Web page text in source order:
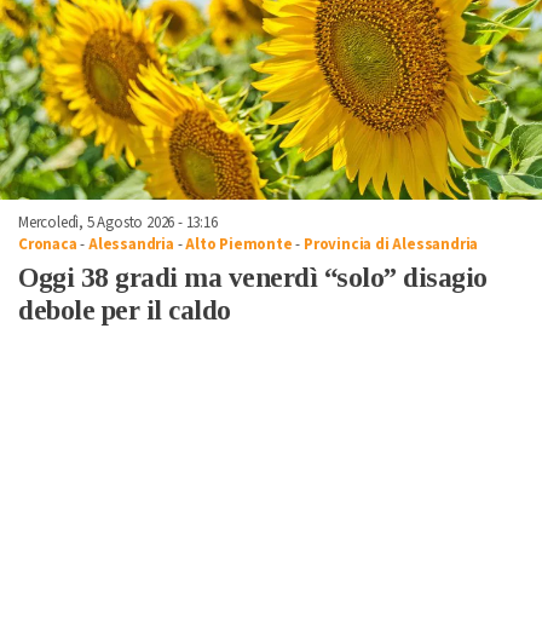
Mercoledì, 5 Agosto 2026 - 13:16
Cronaca-Alessandria -Alto Piemonte- Provincia di Alessandria
Oggi 38 gradi ma venerdì “solo” disagio
debole per il caldo